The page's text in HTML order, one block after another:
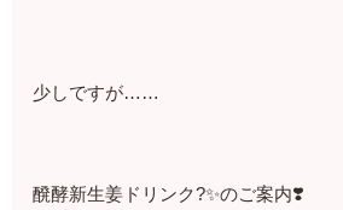
少しですが……
醗酵新生姜ドリンク?✨のご案内❣️